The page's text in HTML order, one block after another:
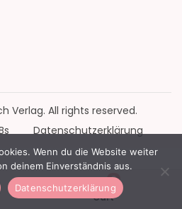
0
Cart
Verlag. All rights reserved.
Datenschutzerklärung
Wenn du die Website weiter
deinem Einverständnis aus.
Datenschutzerklärung